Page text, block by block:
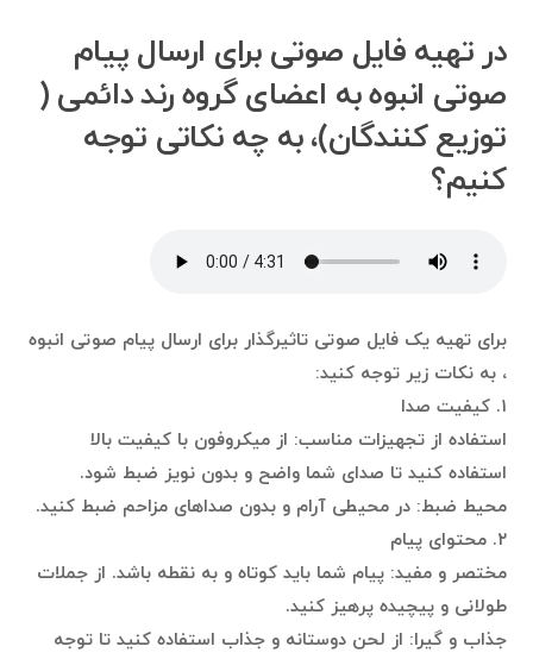
در تهیه فایل صوتی برای ارسال پیام
صوتی انبوه به اعضای گروه رند دائمی (
توزیع کنندگان)، به چه نکاتی توجه
کنیم؟
برای تهیه یک فایل صوتی تاثیرگذار برای ارسال پیام صوتی انبوه
، به نکات زیر توجه کنید:
۱. کیفیت صدا
استفاده از تجهیزات مناسب: از میکروفون با کیفیت بالا
استفاده کنید تا صدای شما واضح و بدون نویز ضبط شود.
محیط ضبط: در محیطی آرام و بدون صداهای مزاحم ضبط کنید.
۲. محتوای پیام
مختصر و مفید: پیام شما باید کوتاه و به نقطه باشد. از جملات
طولانی و پیچیده پرهیز کنید.
جذاب و گیرا: از لحن دوستانه و جذاب استفاده کنید تا توجه